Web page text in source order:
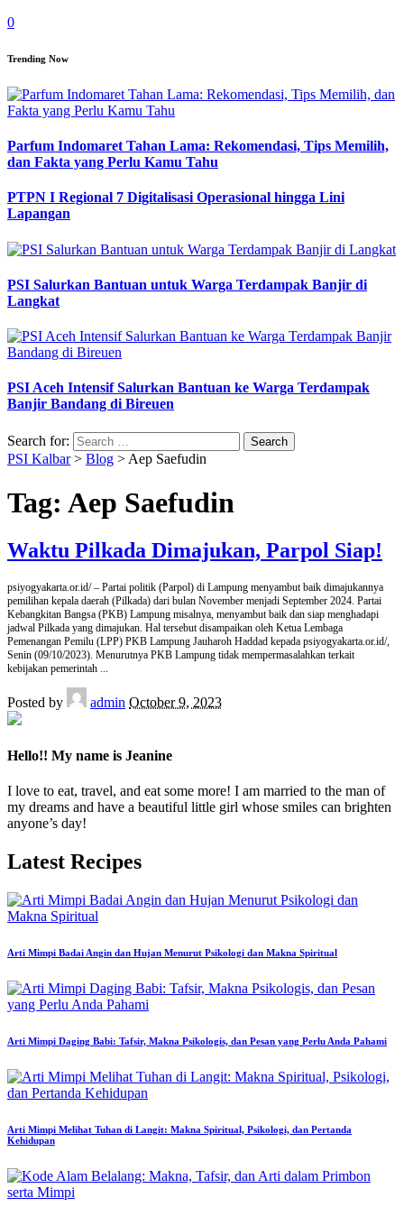
0
Trending Now
Parfum Indomaret Tahan Lama: Rekomendasi, Tips Memilih,
dan Fakta yang Perlu Kamu Tahu
PTPN I Regional 7 Digitalisasi Operasional hingga Lini
Lapangan
PSI Salurkan Bantuan untuk Warga Terdampak Banjir di
Langkat
PSI Aceh Intensif Salurkan Bantuan ke Warga Terdampak
Banjir Bandang di Bireuen
Search for:
PSI Kalbar> Blog > Aep Saefudin
Tag: Aep Saefudin
Waktu Pilkada Dimajukan, Parpol Siap!
psiyogyakarta.or.id/ – Partai politik (Parpol) di Lampung menyambut baik dimajukannya
pemilihan kepala daerah (Pilkada) dari bulan November menjadi September 2024. Partai
Kebangkitan Bangsa (PKB) Lampung misalnya, menyambut baik dan siap menghadapi
jadwal Pilkada yang dimajukan. Hal tersebut disampaikan oleh Ketua Lembaga
Pemenangan Pemilu (LPP) PKB Lampung Jauharoh Haddad kepada psiyogyakarta.or.id/,
Senin (09/10/2023). Menurutnya PKB Lampung tidak mempermasalahkan terkait
kebijakan pemerintah ...
Posted by admin October 9, 2023
Hello!! My name is Jeanine
I love to eat, travel, and eat some more! I am married to the man of
my dreams and have a beautiful little girl whose smiles can brighten
anyone’s day!
Latest Recipes
Arti Mimpi Badai Angin dan Hujan Menurut Psikologi dan Makna Spiritual
Arti Mimpi Daging Babi: Tafsir, Makna Psikologis, dan Pesan yang Perlu Anda Pahami
Arti Mimpi Melihat Tuhan di Langit: Makna Spiritual, Psikologi, dan Pertanda
Kehidupan